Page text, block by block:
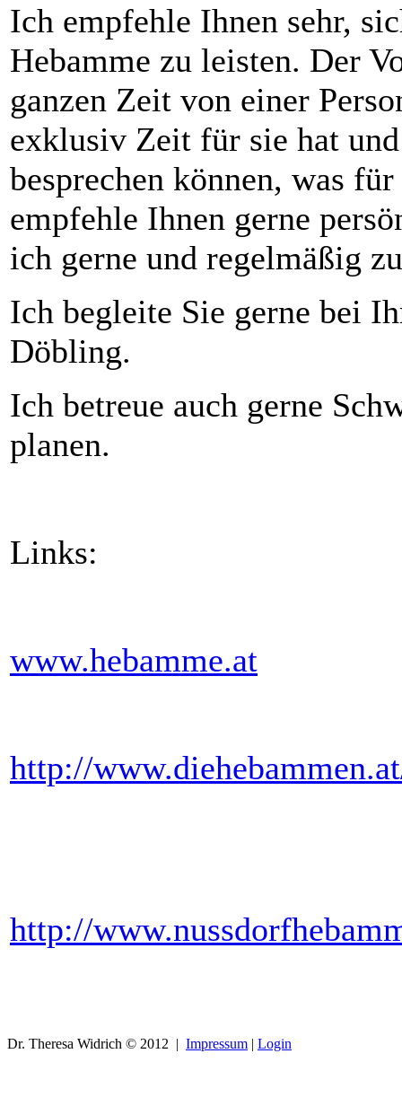
Ich empfehle Ihnen sehr,
Hebamme zu leisten. Der
ganzen Zeit von einer
exklusiv Zeit für sie hat
besprechen können, was
empfehle Ihnen gerne
ich gerne und regelmäßig
Ich begleite Sie gerne bei
Döbling.
Ich betreue auch gerne
planen.
Links:
www.hebamme.at
http://
http://
Dr. Theresa Widrich © 2012 | Impressum | Login